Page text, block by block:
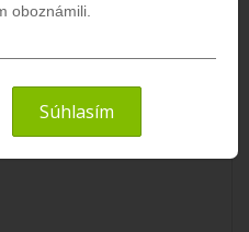
oboznámili.
Súhlasím